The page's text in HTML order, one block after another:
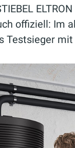
offiziell: Im